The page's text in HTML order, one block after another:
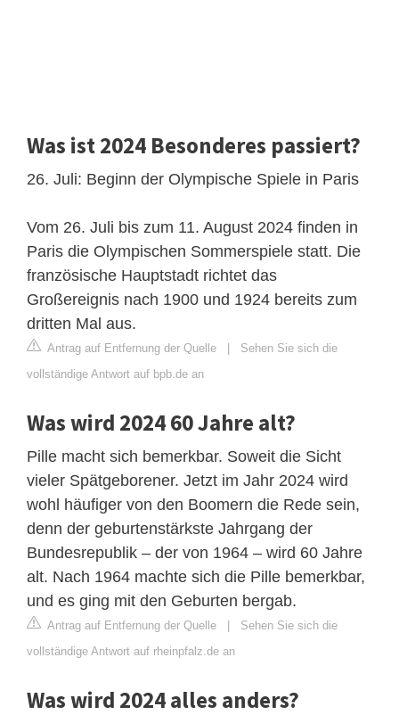
Was ist 2024 Besonderes passiert?
26. Juli: Beginn der Olympische Spiele in Paris
Vom 26. Juli bis zum 11. August 2024 finden in
Paris die Olympischen Sommerspiele statt. Die
französische Hauptstadt richtet das
Großereignis nach 1900 und 1924 bereits zum
dritten Mal aus.
Antrag auf Entfernung der Quelle | Sehen Sie sich die
vollständige Antwort auf bpb.de an
Was wird 2024 60 Jahre alt?
Pille macht sich bemerkbar. Soweit die Sicht
vieler Spätgeborener. Jetzt im Jahr 2024 wird
wohl häufiger von den Boomern die Rede sein,
denn der geburtenstärkste Jahrgang der
Bundesrepublik – der von 1964 – wird 60 Jahre
alt. Nach 1964 machte sich die Pille bemerkbar,
und es ging mit den Geburten bergab.
Antrag auf Entfernung der Quelle | Sehen Sie sich die
vollständige Antwort auf rheinpfalz.de an
Was wird 2024 alles anders?